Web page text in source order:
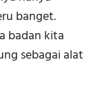
banget.
badan kita
sebagai alat